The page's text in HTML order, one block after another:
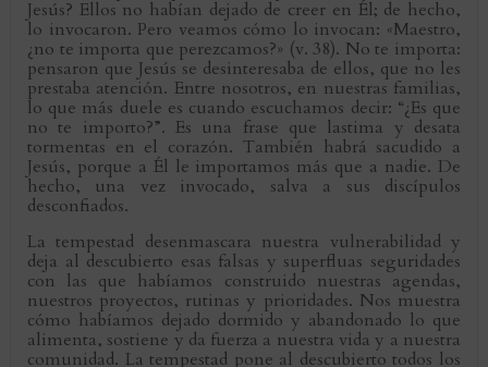
Jesús? Ellos no habían dejado de creer en Él; de hecho,
lo invocaron. Pero veamos cómo lo invocan: «Maestro,
¿no te importa que perezcamos?» (v. 38). No te importa:
pensaron que Jesús se desinteresaba de ellos, que no les
prestaba atención. Entre nosotros, en nuestras familias,
lo que más duele es cuando escuchamos decir: “¿Es que
no te importo?”. Es una frase que lastima y desata
tormentas en el corazón. También habrá sacudido a
Jesús, porque a Él le importamos más que a nadie. De
hecho, una vez invocado, salva a sus discípulos
desconfiados.
La tempestad desenmascara nuestra vulnerabilidad y
deja al descubierto esas falsas y superfluas seguridades
con las que habíamos construido nuestras agendas,
nuestros proyectos, rutinas y prioridades. Nos muestra
cómo habíamos dejado dormido y abandonado lo que
alimenta, sostiene y da fuerza a nuestra vida y a nuestra
comunidad. La tempestad pone al descubierto todos los